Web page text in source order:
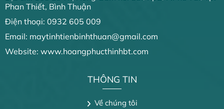
Phan Thiết, Bình Thuận
Điện thoại: 0932 605 009
Email: maytinhtienbinhthuan@gmail.com
Website: www.hoangphucthinhbt.com
THÔNG TIN
Về chúng tôi